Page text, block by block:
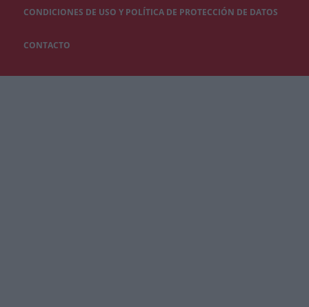
CONDICIONES DE USO Y POLÍTICA DE PROTECCIÓN DE DATOS
CONTACTO